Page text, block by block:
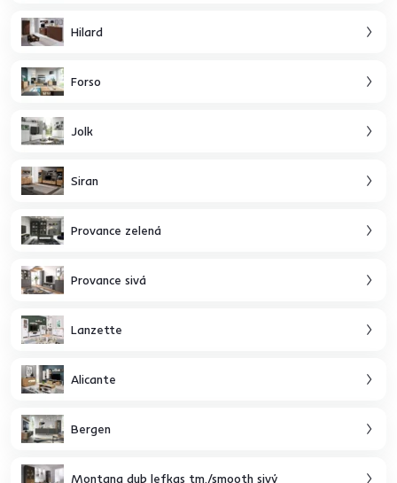
Hilard
Forso
Jolk
Siran
Provance zelená
Provance sivá
Lanzette
Alicante
Bergen
Montana dub lefkas tm./smooth sivý